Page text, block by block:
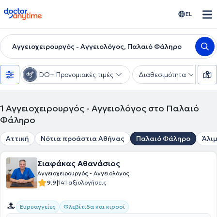
doctoranytime EL
Αγγειοχειρουργός - Αγγειολόγος, Παλαιό Φάληρο
DO+ Προνομιακές τιμές Διαθεσιμότητα
1 Αγγειοχειρουργός - Αγγειολόγος στο Παλαιό
Φάληρο
Αττική Νότια προάστια Αθήνας Παλαιό Φάληρο
Σιαφάκας Αθανάσιος
Αγγειοχειρουργός - Αγγειολόγος
9.9|141 αξιολογήσεις
Ευρυαγγείες Φλεβίτιδα και κιρσοί